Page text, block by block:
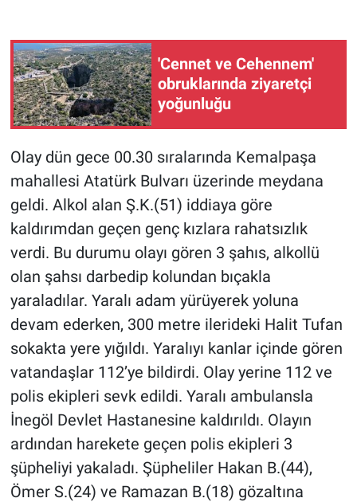
'Cennet ve Cehennem'
obruklarında ziyaretçi
yoğunluğu
Olay dün gece 00.30 sıralarında Kemalpaşa
mahallesi Atatürk Bulvarı üzerinde meydana
geldi. Alkol alan Ş.K.(51) iddiaya göre
kaldırımdan geçen genç kızlara rahatsızlık
verdi. Bu durumu olayı gören 3 şahıs, alkollü
olan şahsı darbedip kolundan bıçakla
yaraladılar. Yaralı adam yürüyerek yoluna
devam ederken, 300 metre ilerideki Halit Tufan
sokakta yere yığıldı. Yaralıyı kanlar içinde gören
vatandaşlar 112’ye bildirdi. Olay yerine 112 ve
polis ekipleri sevk edildi. Yaralı ambulansla
İnegöl Devlet Hastanesine kaldırıldı. Olayın
ardından harekete geçen polis ekipleri 3
şüpheliyi yakaladı. Şüpheliler Hakan B.(44),
Ömer S.(24) ve Ramazan B.(18) gözaltına